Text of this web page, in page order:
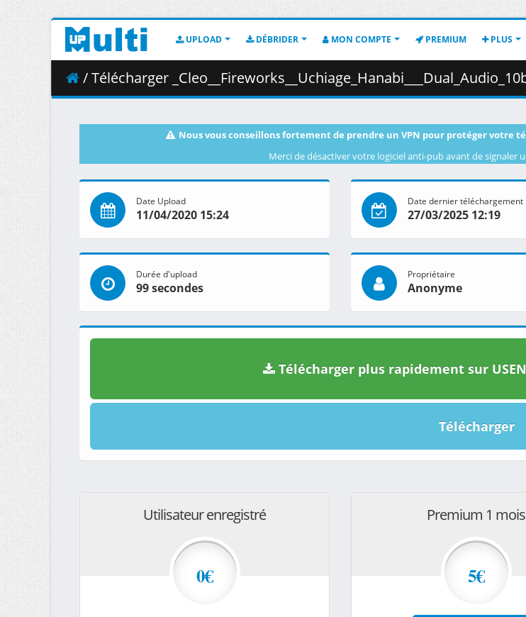
UPLOAD DÉBRIDER MON COMPTE PREMIUM PLUS
/ Télécharger
Nous vous conseillons fortement de prendre un VPN pour protéger votre
Merci de désactiver votre logiciel anti-pub avant de signaler
Date Upload
11/04/2020 15:24
Date dernier téléchargement
27/03/2025 12:19
Durée d'upload
99 secondes
Propriétaire
Anonyme
Télécharger plus rapidement sur
Télécharger
Utilisateur enregistré
0€
Premium 1 mois
5€